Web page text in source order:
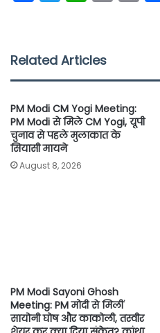
e
o
k
t
r
t
p
p
n
Related Articles
PM Modi CM Yogi Meeting:
PM Modi से मिले CM Yogi, यूपी
चुनाव से पहले मुलाकात के
सियासी मायने
August 8, 2026
PM Modi Sayoni Ghosh
Meeting: PM मोदी से मिलीं
सायोनी घोष और काकोली, तस्वीर